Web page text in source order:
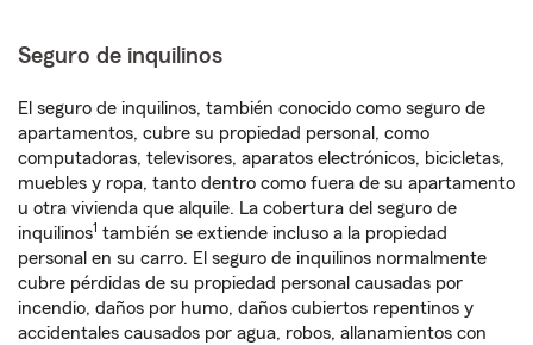
Seguro de inquilinos
El seguro de inquilinos, también conocido como seguro de
apartamentos, cubre su propiedad personal, como
computadoras, televisores, aparatos electrónicos, bicicletas,
muebles y ropa, tanto dentro como fuera de su apartamento
u otra vivienda que alquile. La cobertura del seguro de
inquilinos1 también se extiende incluso a la propiedad
personal en su carro. El seguro de inquilinos normalmente
cubre pérdidas de su propiedad personal causadas por
incendio, daños por humo, daños cubiertos repentinos y
accidentales causados por agua, robos, allanamientos con